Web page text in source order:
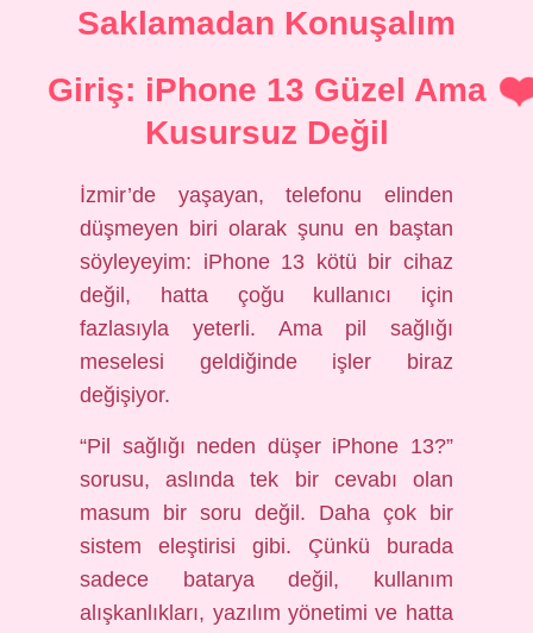
Saklamadan Konuşalım
Giriş: iPhone 13 Güzel Ama
Kusursuz Değil
İzmir’de yaşayan, telefonu elinden
düşmeyen biri olarak şunu en baştan
söyleyeyim: iPhone 13 kötü bir cihaz
değil, hatta çoğu kullanıcı için
fazlasıyla yeterli. Ama pil sağlığı
meselesi geldiğinde işler biraz
değişiyor.
“Pil sağlığı neden düşer iPhone 13?”
sorusu, aslında tek bir cevabı olan
masum bir soru değil. Daha çok bir
sistem eleştirisi gibi. Çünkü burada
sadece batarya değil, kullanım
alışkanlıkları, yazılım yönetimi ve hatta